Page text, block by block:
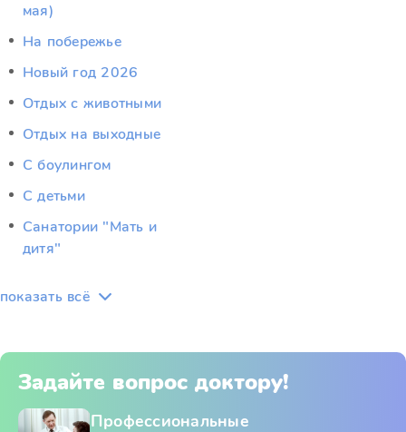
мая)
На побережье
Новый год 2026
Отдых c животными
Отдых на выходные
С боулингом
С детьми
Санатории "Мать и
дитя"
показать всё
Задайте вопрос доктору!
Профессиональные